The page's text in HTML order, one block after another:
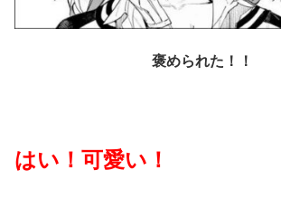
褒められた！！
はい！可愛い！